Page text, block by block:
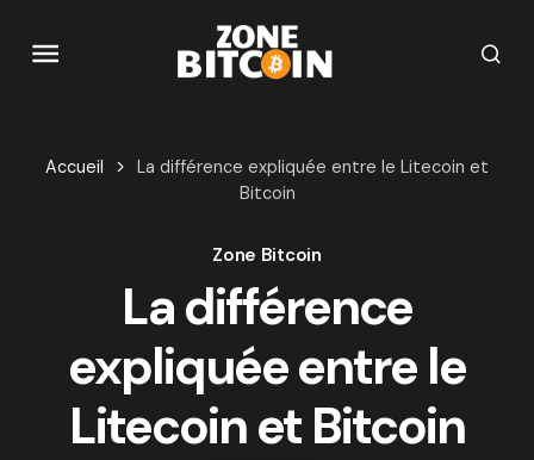
Accueil
La différence expliquée entre le Litecoin et
Bitcoin
Zone Bitcoin
La différence
expliquée entre le
Litecoin et Bitcoin